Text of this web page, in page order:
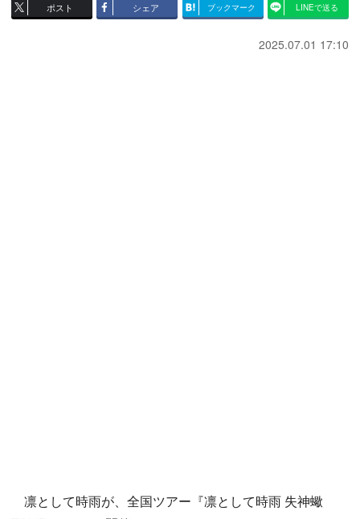
ポスト シェア ブックマーク LINEで送る
2025.07.01 17:10
凛として時雨が、全国ツアー『凛として時雨 失神蠍